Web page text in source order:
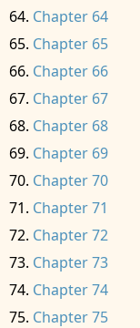
Chapter 64
Chapter 65
Chapter 66
Chapter 67
Chapter 68
Chapter 69
Chapter 70
Chapter 71
Chapter 72
Chapter 73
Chapter 74
Chapter 75